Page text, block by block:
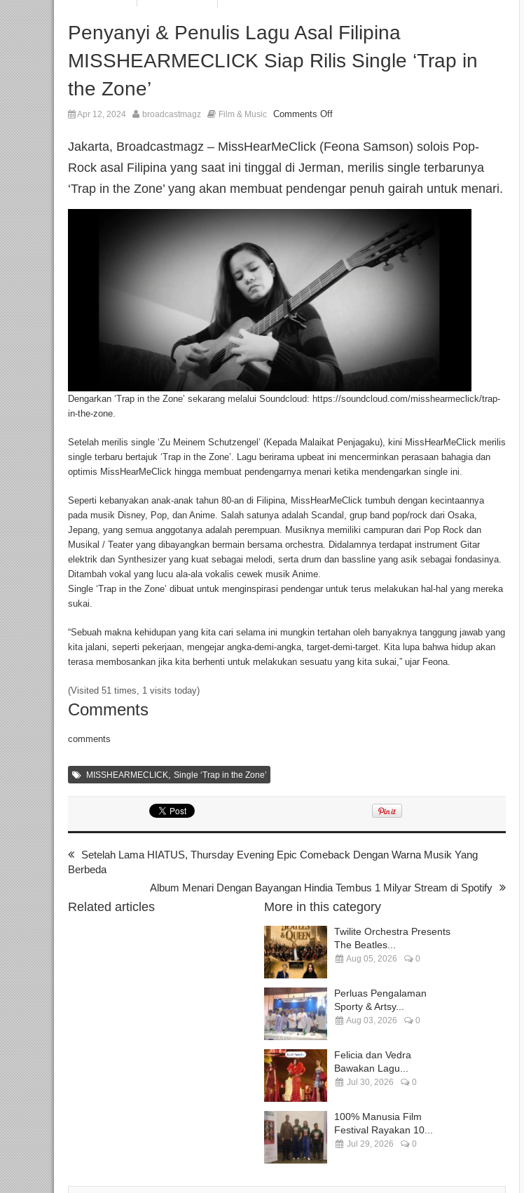
Penyanyi & Penulis Lagu Asal Filipina
MISSHEARMECLICK Siap Rilis Single ‘Trap in
the Zone’
Apr 12, 2024 broadcastmagz Film & Music Comments Off
Jakarta, Broadcastmagz – MissHearMeClick (Feona Samson) solois Pop-
Rock asal Filipina yang saat ini tinggal di Jerman, merilis single terbarunya
‘Trap in the Zone’ yang akan membuat pendengar penuh gairah untuk menari.
Dengarkan ‘Trap in the Zone’ sekarang melalui Soundcloud: https://soundcloud.com/misshearmeclick/trap-
in-the-zone.
Setelah merilis single ‘Zu Meinem Schutzengel’ (Kepada Malaikat Penjagaku), kini MissHearMeClick merilis
single terbaru bertajuk ‘Trap in the Zone’. Lagu berirama upbeat ini mencerminkan perasaan bahagia dan
optimis MissHearMeClick hingga membuat pendengarnya menari ketika mendengarkan single ini.
Seperti kebanyakan anak-anak tahun 80-an di Filipina, MissHearMeClick tumbuh dengan kecintaannya
pada musik Disney, Pop, dan Anime. Salah satunya adalah Scandal, grup band pop/rock dari Osaka,
Jepang, yang semua anggotanya adalah perempuan. Musiknya memiliki campuran dari Pop Rock dan
Musikal / Teater yang dibayangkan bermain bersama orchestra. Didalamnya terdapat instrument Gitar
elektrik dan Synthesizer yang kuat sebagai melodi, serta drum dan bassline yang asik sebagai fondasinya.
Ditambah vokal yang lucu ala-ala vokalis cewek musik Anime.
Single ‘Trap in the Zone’ dibuat untuk menginspirasi pendengar untuk terus melakukan hal-hal yang mereka
sukai.
“Sebuah makna kehidupan yang kita cari selama ini mungkin tertahan oleh banyaknya tanggung jawab yang
kita jalani, seperti pekerjaan, mengejar angka-demi-angka, target-demi-target. Kita lupa bahwa hidup akan
terasa membosankan jika kita berhenti untuk melakukan sesuatu yang kita sukai,” ujar Feona.
(Visited 51 times, 1 visits today)
Comments
comments
MISSHEARMECLICK, Single ‘Trap in the Zone’
Setelah Lama HIATUS, Thursday Evening Epic Comeback Dengan Warna Musik Yang
Berbeda
Album Menari Dengan Bayangan Hindia Tembus 1 Milyar Stream di Spotify
Related articles More in this category
Twilite Orchestra Presents
The Beatles...
Aug 05, 2026 0
Perluas Pengalaman
Sporty & Artsy...
Aug 03, 2026 0
Felicia dan Vedra
Bawakan Lagu...
Jul 30, 2026 0
100% Manusia Film
Festival Rayakan 10...
Jul 29, 2026 0